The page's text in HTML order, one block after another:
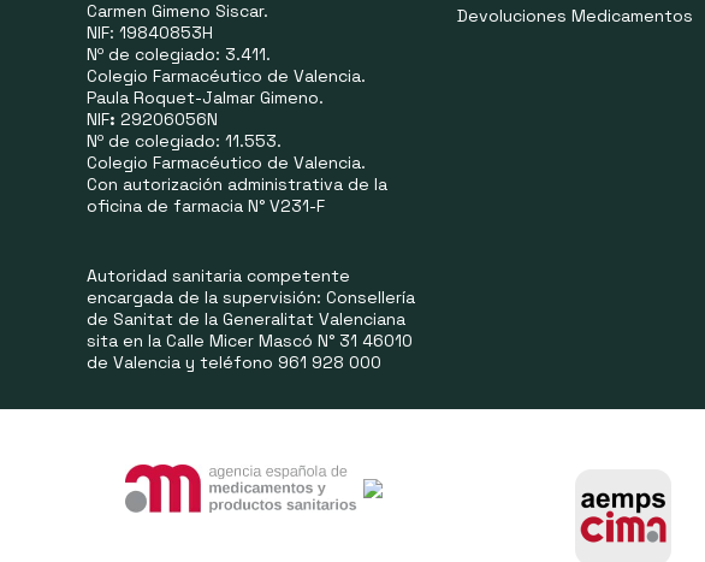
Carmen Gimeno Siscar.
NIF: 19840853H
Nº de colegiado: 3.411.
Colegio Farmacéutico de Valencia.
Paula Roquet-Jalmar Gimeno.
NIF: 29206056N
Nº de colegiado: 11.553.
Colegio Farmacéutico de Valencia.
Con autorización administrativa de la
oficina de farmacia N° V231-F
Autoridad sanitaria competente
encargada de la supervisión: Consellería
de Sanitat de la Generalitat Valenciana
sita en la Calle Micer Mascó N° 31 46010
de Valencia y teléfono 961 928 000
Devoluciones Medicamentos